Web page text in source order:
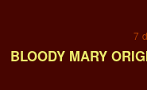
7
BLOODY MARY